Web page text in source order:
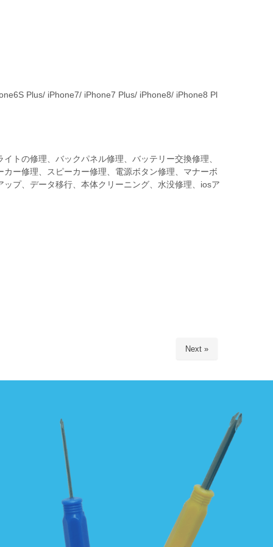
Plus/ iPhone7/ iPhone7 Plus/ iPhone8/ iPhone8 Pl
トの修理、バックパネル修理、バッテリー交換修理、
ー修理、スピーカー修理、電源ボタン修理、マナーボ
プ、データ移行、本体クリーニング、水没修理、iosア
Next »